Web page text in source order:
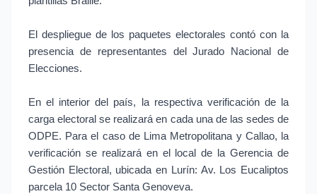
El despliegue de los paquetes electorales contó con la
presencia de representantes del Jurado Nacional de
Elecciones.
En el interior del país, la respectiva verificación de la
carga electoral se realizará en cada una de las sedes de
ODPE. Para el caso de Lima Metropolitana y Callao, la
verificación se realizará en el local de la Gerencia de
Gestión Electoral, ubicada en Lurín: Av. Los Eucaliptos
parcela 10 Sector Santa Genoveva.